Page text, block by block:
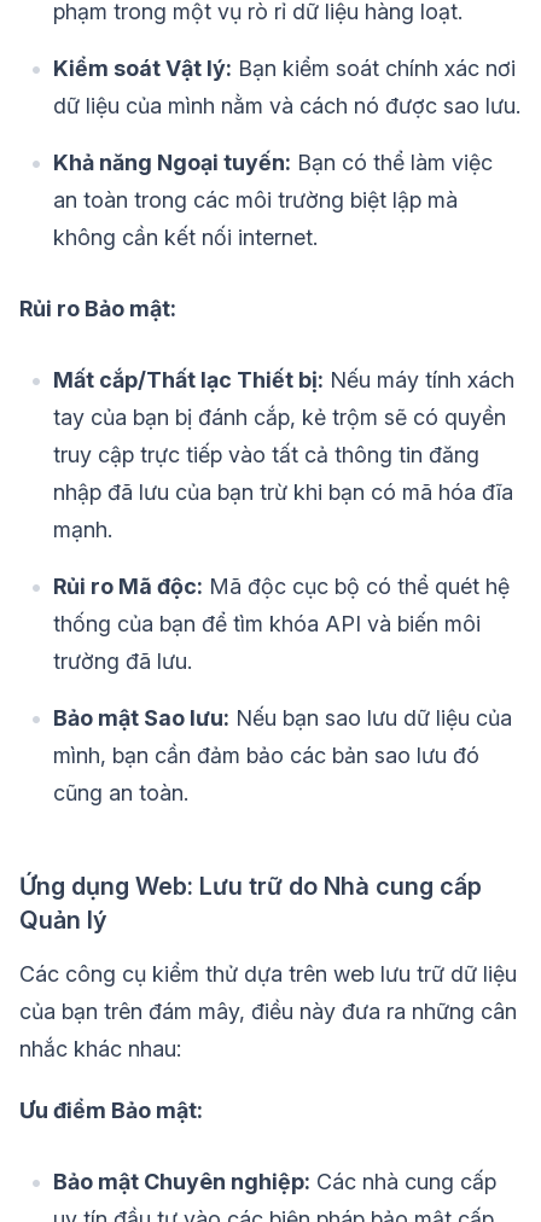
phạm trong một vụ rò rỉ dữ liệu hàng loạt.
Kiểm soát Vật lý: Bạn kiểm soát chính xác nơi
dữ liệu của mình nằm và cách nó được sao lưu.
Khả năng Ngoại tuyến: Bạn có thể làm việc
an toàn trong các môi trường biệt lập mà
không cần kết nối internet.
Rủi ro Bảo mật:
Mất cắp/Thất lạc Thiết bị: Nếu máy tính xách
tay của bạn bị đánh cắp, kẻ trộm sẽ có quyền
truy cập trực tiếp vào tất cả thông tin đăng
nhập đã lưu của bạn trừ khi bạn có mã hóa đĩa
mạnh.
Rủi ro Mã độc: Mã độc cục bộ có thể quét hệ
thống của bạn để tìm khóa API và biến môi
trường đã lưu.
Bảo mật Sao lưu: Nếu bạn sao lưu dữ liệu của
mình, bạn cần đảm bảo các bản sao lưu đó
cũng an toàn.
Ứng dụng Web: Lưu trữ do Nhà cung cấp
Quản lý
Các công cụ kiểm thử dựa trên web lưu trữ dữ liệu
của bạn trên đám mây, điều này đưa ra những cân
nhắc khác nhau:
Ưu điểm Bảo mật:
Bảo mật Chuyên nghiệp: Các nhà cung cấp